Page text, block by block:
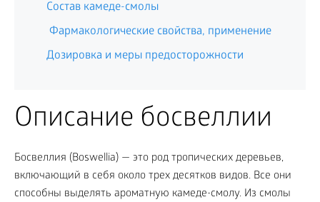
Состав камеде-смолы
Фармакологические свойства, применение
Дозировка и меры предосторожности
Описание босвеллии
Босвеллия (Boswellia) — это род тропических деревьев,
включающий в себя около трех десятков видов. Все они
способны выделять ароматную камеде-смолу. Из смолы